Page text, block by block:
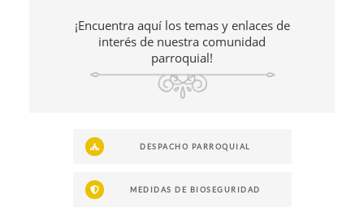
¡Encuentra aquí los temas y enlaces de
interés de nuestra comunidad
parroquial!
DESPACHO PARROQUIAL
MEDIDAS DE BIOSEGURIDAD